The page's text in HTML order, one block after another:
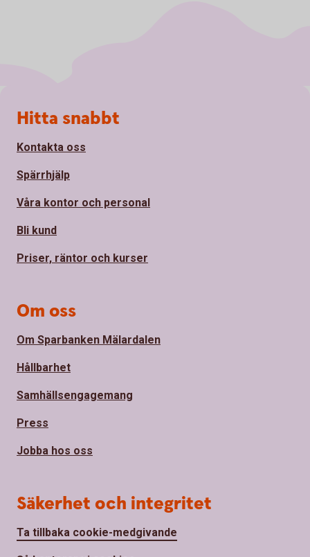
Sidfot
Hitta snabbt
Kontakta oss
Spärrhjälp
Våra kontor och personal
Bli kund
Priser, räntor och kurser
Om oss
Om Sparbanken Mälardalen
Hållbarhet
Samhällsengagemang
Press
Jobba hos oss
Säkerhet och integritet
Ta tillbaka cookie-medgivande